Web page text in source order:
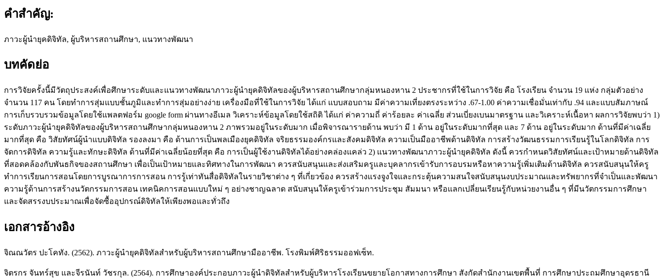
คำสำคัญ:
ภาวะผู้นำยุคดิจิทัล, ผู้บริหารสถานศึกษา, แนวทางพัฒนา
บทคัดย่อ
การวิจัยครั้งนี้มีวัตถุประสงค์เพื่อศึกษาระดับและแนวทางพัฒนาภาวะผู้นำยุคดิจิทัลของผู้บริหารสถานศึกษากลุ่มหนองหาน 2 ประชากรที่ใช้ในการวิจัย คือ โรงเรียน จำนวน 19 แห่ง กลุ่มตัวอย่าง
จำนวน 117 คน โดยทำการสุ่มแบบชั้นภูมิและทำการสุ่มอย่างง่าย เครื่องมือที่ใช้ในการวิจัย ได้แก่ แบบสอบถาม มีค่าความเที่ยงตรงระหว่าง .67-1.00 ค่าความเชื่อมั่นเท่ากับ .94 และแบบสัมภาษณ์
การเก็บรวบรวมข้อมูลโดยใช้แพลตฟอร์ม google form ผ่านทางอีเมล วิเคราะห์ข้อมูลโดยใช้สถิติ ได้แก่ ค่าความถี่ ค่าร้อยละ ค่าเฉลี่ย ส่วนเบี่ยงเบนมาตรฐาน และวิเคราะห์เนื้อหา ผลการวิจัยพบว่า 1)
ระดับภาวะผู้นำยุคดิจิทัลของผู้บริหารสถานศึกษากลุ่มหนองหาน 2 ภาพรวมอยู่ในระดับมาก เมื่อพิจารณารายด้าน พบว่า มี 1 ด้าน อยู่ในระดับมากที่สุด และ 7 ด้าน อยู่ในระดับมาก ด้านที่มีค่าเฉลี่ย
มากที่สุด คือ วิสัยทัศน์ผู้นำแบบดิจิทัล รองลงมา คือ ด้านการเป็นพลเมืองยุคดิจิทัล จริยธรรมองค์กรและสังคมดิจิทัล ความเป็นมืออาชีพด้านดิจิทัล การสร้างวัฒนธรรมการเรียนรู้ในโลกดิจิทัล การ
จัดการดิจิทัล ความรู้และทักษะดิจิทัล ด้านที่มีค่าเฉลี่ยน้อยที่สุด คือ การเป็นผู้ใช้งานดิจิทัลได้อย่างคล่องแคล่ว 2) แนวทางพัฒนาภาวะผู้นำยุคดิจิทัล ดังนี้ ควรกำหนดวิสัยทัศน์และเป้าหมายด้านดิจิทัล
ที่สอดคล้องกับพันธกิจของสถานศึกษา เพื่อเป็นเป้าหมายและทิศทางในการพัฒนา ควรสนับสนุนและส่งเสริมครูและบุคลากรเข้ารับการอบรมหรือหาความรู้เพิ่มเติมด้านดิจิทัล ควรสนับสนุนให้ครู
ทำการเรียนการสอนโดยการบูรณาการการสอน การรู้เท่าทันสื่อดิจิทัลในรายวิชาต่าง ๆ ที่เกี่ยวข้อง ควรสร้างแรงจูงใจและกระตุ้นความสนใจสนับสนุนงบประมาณและทรัพยากรที่จำเป็นและพัฒนา
ความรู้ด้านการสร้างนวัตกรรมการสอน เทคนิคการสอนแบบใหม่ ๆ อย่างชาญฉลาด สนับสนุนให้ครูเข้าร่วมการประชุม สัมมนา หรือแลกเปลี่ยนเรียนรู้กับหน่วยงานอื่น ๆ ที่มีนวัตกรรมการศึกษา
และจัดสรรงบประมาณเพื่อจัดซื้ออุปกรณ์ดิจิทัลให้เพียงพอและทั่วถึง
เอกสารอ้างอิง
จิณณวัตร ปะโคทัง. (2562). ภาวะผู้นำยุคดิจิทัลสำหรับผู้บริหารสถานศึกษามืออาชีพ. โรงพิมพ์ศิริธรรมออฟเซ็ท.
จิตรกร จันทร์สุข และจีรนันท์ วัชรกุล. (2564). การศึกษาองค์ประกอบภาวะผู้นำดิจิทัลสำหรับผู้บริหารโรงเรียนขยายโอกาสทางการศึกษา สังกัดสำนักงานเขตพื้นที่ การศึกษาประถมศึกษาอุดรธานี